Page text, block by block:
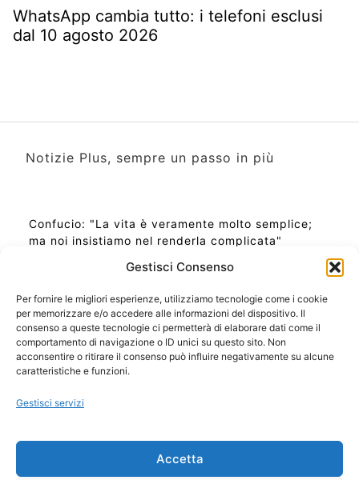
Gestisci Consenso
Per fornire le migliori esperienze, utilizziamo tecnologie come i cookie
per memorizzare e/o accedere alle informazioni del dispositivo. Il
consenso a queste tecnologie ci permetterà di elaborare dati come il
comportamento di navigazione o ID unici su questo sito. Non
acconsentire o ritirare il consenso può influire negativamente su alcune
caratteristiche e funzioni.
Gestisci servizi
Accetta
WhatsApp cambia tutto: i telefoni esclusi
dal 10 agosto 2026
Notizie Plus, sempre un passo in più
Confucio: "La vita è veramente molto semplice;
ma noi insistiamo nel renderla complicata"
Ora Esatta in Italia in questo momento
Ti Senti Strano Ultimamente? Potrebbe Essere per
la Risonanza di Schumann
Come Sapere Se Stai Ascendendo alla Quinta
Copyright 2026 NotiziePlus.com